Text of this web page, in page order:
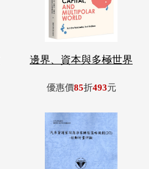
邊界、資本與多極世界
優惠價85折493元